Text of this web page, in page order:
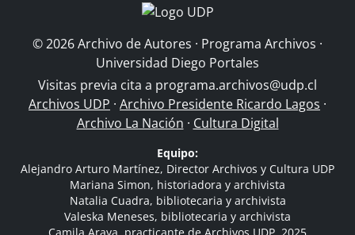
© 2026 Archivo de Autores · Programa Archivos ·
Universidad Diego Portales
Visitas previa cita a programa.archivos@udp.cl
Archivos UDP · Archivo Presidente Ricardo Lagos ·
Archivo La Nación · Cultura Digital
Equipo:
Alejandro Arturo Martínez, Director Archivos y Cultura UDP
Mariana Simon, historiadora y archivista
Natalia Cuadra, bibliotecaria y archivista
Valeska Meneses, bibliotecaria y archivista